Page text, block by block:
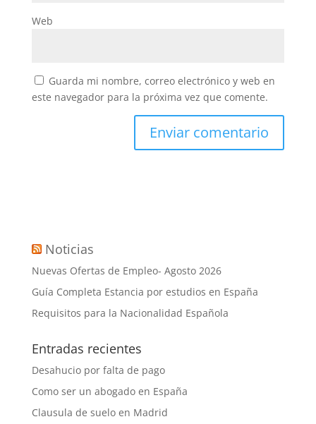
Web
Guarda mi nombre, correo electrónico y web en
este navegador para la próxima vez que comente.
Noticias
Nuevas Ofertas de Empleo- Agosto 2026
Guía Completa Estancia por estudios en España
Requisitos para la Nacionalidad Española
Entradas recientes
Desahucio por falta de pago
Como ser un abogado en España
Clausula de suelo en Madrid